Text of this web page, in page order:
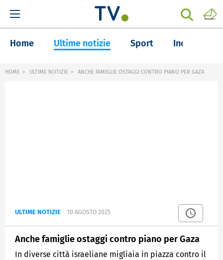
Home Ultime notizie Sport Inchieste
HOME ULTIME NOTIZIE ANCHE FAMIGLIE OSTAGGI CONTRO PIANO PER GAZA
ULTIME NOTIZIE 10 AGOSTO 2025
Anche famiglie ostaggi contro piano per Gaza
In diverse città israeliane migliaia in piazza contro il